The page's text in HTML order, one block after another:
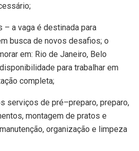
a vaga é destinada para
busca de novos desafios; o
em: Rio de Janeiro, Belo
para trabalhar em
completa;
serviços de pré–preparo, preparo,
montagem de pratos e
organização e limpeza